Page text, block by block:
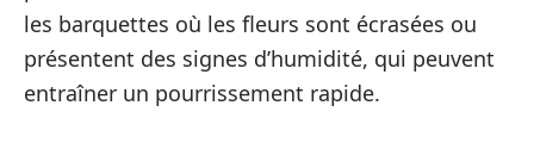
les barquettes où les fleurs sont écrasées ou
présentent des signes d’humidité, qui peuvent
entraîner un pourrissement rapide.